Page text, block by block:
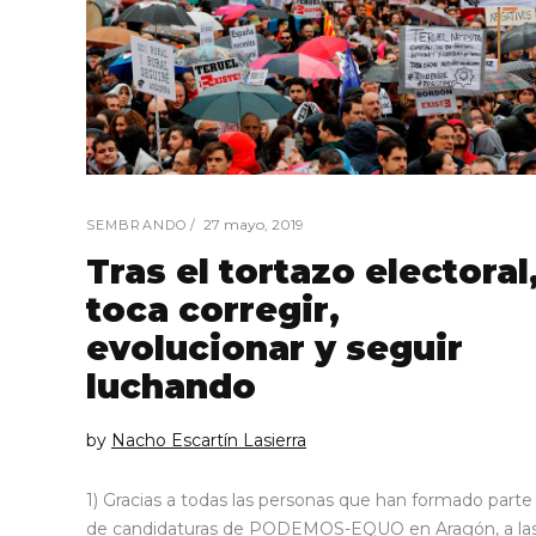
SEMBRANDO 27 mayo, 2019
Tras el tortazo
toca corregir,
evolucionar y seguir
luchando
by Nacho Escartín Lasierra
1) Gracias a todas las personas que han formado parte
de candidaturas de PODEMOS-EQUO en Aragón, a